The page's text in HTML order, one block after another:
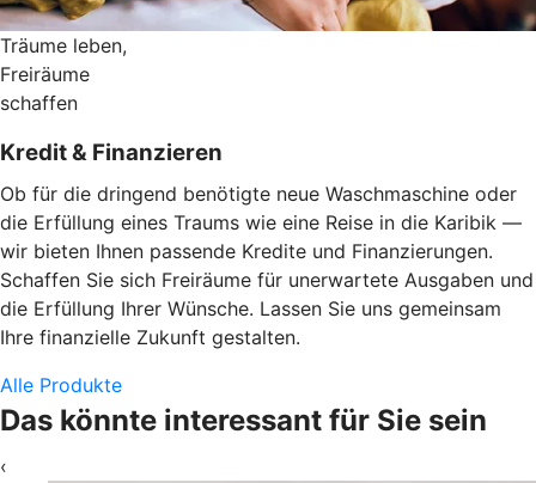
Träume leben,
Freiräume
schaffen
Kredit & Finanzieren
Ob für die dringend benötigte neue Waschmaschine oder
die Erfüllung eines Traums wie eine Reise in die Karibik —
wir bieten Ihnen passende Kredite und Finanzierungen.
Schaffen Sie sich Freiräume für unerwartete Ausgaben und
die Erfüllung Ihrer Wünsche. Lassen Sie uns gemeinsam
Ihre finanzielle Zukunft gestalten.
Alle Produkte
Das könnte interessant für Sie sein
‹